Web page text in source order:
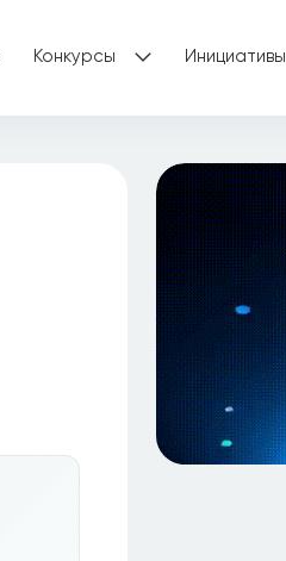
Конкурсы Инициативы